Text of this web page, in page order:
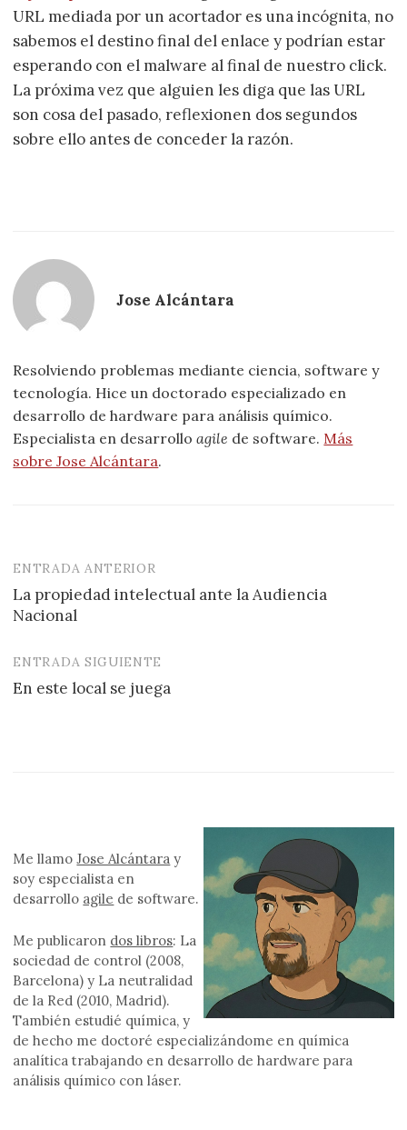
URL mediada por un acortador es una incógnita, no
sabemos el destino final del enlace y podrían estar
esperando con el malware al final de nuestro click.
La próxima vez que alguien les diga que las URL
son cosa del pasado, reflexionen dos segundos
sobre ello antes de conceder la razón.
Jose Alcántara
Resolviendo problemas mediante ciencia, software y
tecnología. Hice un doctorado especializado en
desarrollo de hardware para análisis químico.
Especialista en desarrolloagile de software. Más
sobre Jose Alcántara.
Navegación
de
ENTRADA ANTERIOR
La propiedad intelectual ante la Audiencia
Nacional
ENTRADA SIGUIENTE
En este local se juega
Me llamoJose Alcántara y
soy especialista en
desarrollo agile de software.
Me publicaron dos libros: La
sociedad de control (2008,
Barcelona) y La neutralidad
de la Red (2010, Madrid).
También estudié química, y
de hecho me doctoré especializándome en química
analítica trabajando en desarrollo de hardware para
análisis químico con láser.